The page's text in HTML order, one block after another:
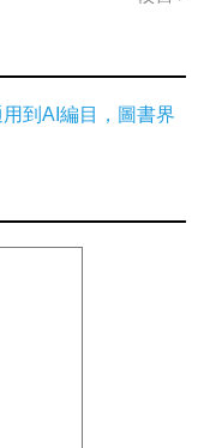
到AI編目，圖書界